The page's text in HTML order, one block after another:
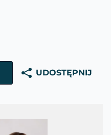
UDOSTĘPNIJ